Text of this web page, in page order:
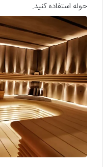
حوله استفاده کنید.